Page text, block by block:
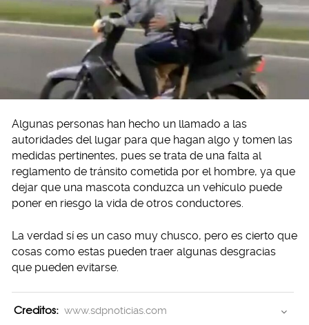
Algunas personas han hecho un llamado a las
autoridades del lugar para que hagan algo y tomen las
medidas pertinentes, pues se trata de una falta al
reglamento de tránsito cometida por el hombre, ya que
dejar que una mascota conduzca un vehículo puede
poner en riesgo la vida de otros conductores.
La verdad sí es un caso muy chusco, pero es cierto que
cosas como estas pueden traer algunas desgracias
que pueden evitarse.
Creditos: www.sdpnoticias.com